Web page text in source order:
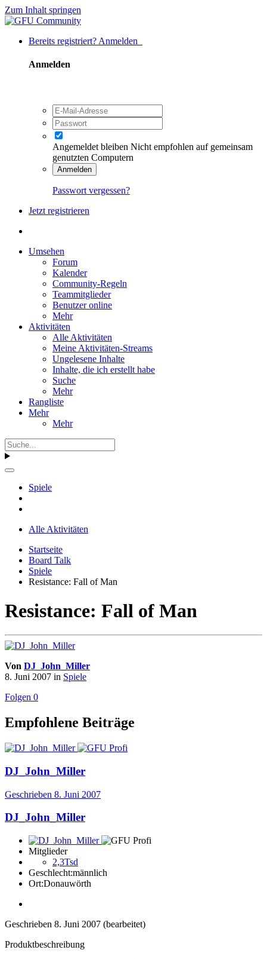
Zum Inhalt springen
Bereits registriert? Anmelden
Anmelden
Angemeldet bleiben Nicht empfohlen auf gemeinsam
genutzten Computern
Anmelden
Passwort vergessen?
Jetzt registrieren
Umsehen
Forum
Kalender
Community-Regeln
Teammitglieder
Benutzer online
Mehr
Aktivitäten
Alle Aktivitäten
Meine Aktivitäten-Streams
Ungelesene Inhalte
Inhalte, die ich erstellt habe
Suche
Mehr
Rangliste
Mehr
Mehr
Spiele
Alle Aktivitäten
Startseite
Board Talk
Spiele
Resistance: Fall of Man
Resistance: Fall of Man
Von DJ_John_Miller
8. Juni 2007 in Spiele
Folgen 0
Empfohlene Beiträge
DJ_John_Miller
Geschrieben 8. Juni 2007
DJ_John_Miller
Mitglieder
2,3Tsd
Geschlecht:männlich
Ort:Donauwörth
Geschrieben 8. Juni 2007 (bearbeitet)
Produktbeschreibung